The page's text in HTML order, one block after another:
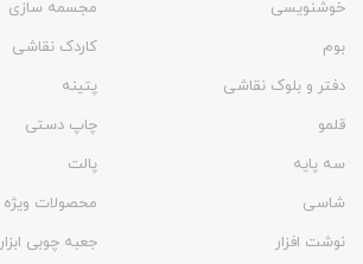
خوشنویسی
مجسمه سازی
بوم
کاردک نقاشی
دفتر و بلوک نقاشی
پتینه
قلمو
چاپ دستی
سه پایه
پالت
شاسی
محصولات ویژه
نوشت افزار
جعبه چوبی ابزار